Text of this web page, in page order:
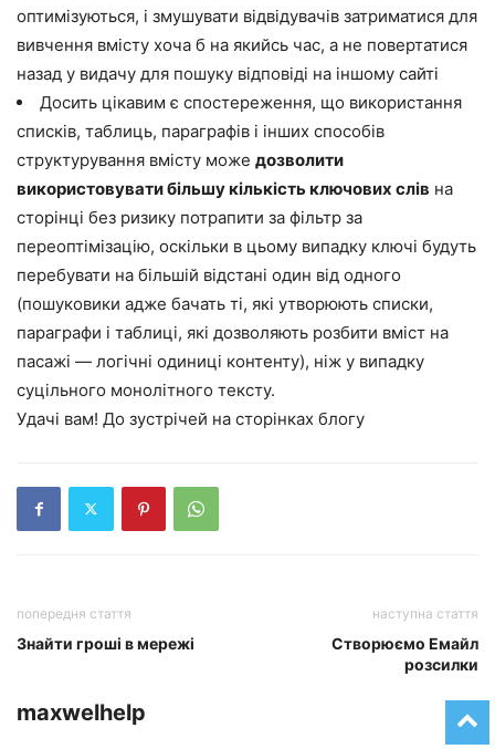
оптимізуються, і змушувати відвідувачів затриматися для
вивчення вмісту хоча б на якийсь час, а не повертатися
назад у видачу для пошуку відповіді на іншому сайті
Досить цікавим є спостереження, що використання
списків, таблиць, параграфів і інших способів
структурування вмісту може дозволити
використовувати більшу кількість ключових слів на
сторінці без ризику потрапити за фільтр за
переоптімізацію, оскільки в цьому випадку ключі будуть
перебувати на більшій відстані один від одного
(пошуковики адже бачать ті, які утворюють списки,
параграфи і таблиці, які дозволяють розбити вміст на
пасажі — логічні одиниці контенту), ніж у випадку
суцільного монолітного тексту.
Удачі вам! До зустрічей на сторінках блогу
попередня стаття
Знайти гроші в мережі
наступна стаття
Створюємо Емайл
розсилки
maxwelhelp